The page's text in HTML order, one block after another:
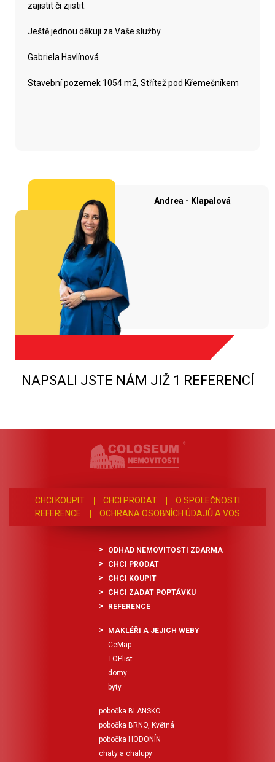
zajistit či zjistit.
Ještě jednou děkuji za Vaše služby.
Gabriela Havlínová
Stavební pozemek 1054 m2, Střítež pod Křemešníkem
Andrea - Klapalová
NAPSALI JSTE NÁM JIŽ 1 REFERENCÍ
CHCI KOUPIT CHCI PRODAT
O SPOLEČNOSTI
REFERENCE
OCHRANA OSOBNÍCH ÚDAJŮ A VOS
ODHAD NEMOVITOSTI ZDARMA
CHCI PRODAT
CHCI KOUPIT
CHCI ZADAT POPTÁVKU
REFERENCE
MAKLÉŘI A JEJICH WEBY
CeMap
TOPlist
domy
byty
pobočka BLANSKO
pobočka BRNO, Květná
pobočka HODONÍN
chaty a chalupy